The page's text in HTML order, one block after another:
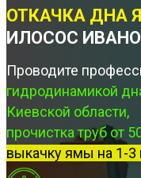
ОТКАЧКА ДНА
ИЛОСОС
Проводите
гидродинамикой
Киевской области,
прочистка труб от
выкачку ямы на 1-3